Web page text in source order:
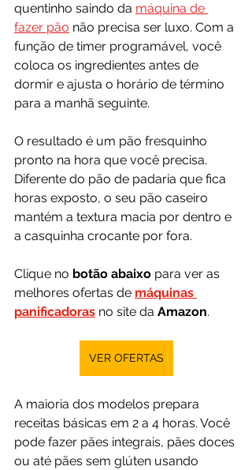
quentinho saindo da máquina de
fazer pão não precisa ser luxo. Com a
função de timer programável, você
coloca os ingredientes antes de
dormir e ajusta o horário de término
para a manhã seguinte.
O resultado é um pão fresquinho
pronto na hora que você precisa.
Diferente do pão de padaria que fica
horas exposto, o seu pão caseiro
mantém a textura macia por dentro e
a casquinha crocante por fora.
Clique no botão abaixo para ver as
melhores ofertas de máquinas
panificadoras no site da Amazon.
VER OFERTAS
A maioria dos modelos prepara
receitas básicas em 2 a 4 horas. Você
pode fazer pães integrais, pães doces
ou até pães sem glúten usando